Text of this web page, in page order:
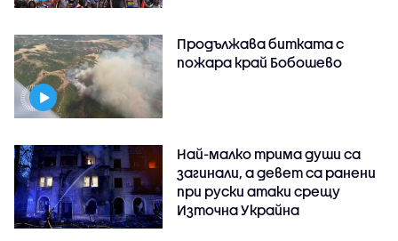
Продължава битката с
пожара край Бобошево
Най-малко трима души са
загинали, а девет са ранени
при руски атаки срещу
Източна Украйна